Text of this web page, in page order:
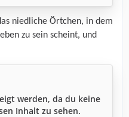
niedliche Örtchen, in dem
zu sein scheint, und
werden, da du keine
Inhalt zu sehen.